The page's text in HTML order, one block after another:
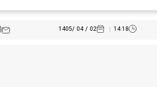
14:18
02 / 04 /1405